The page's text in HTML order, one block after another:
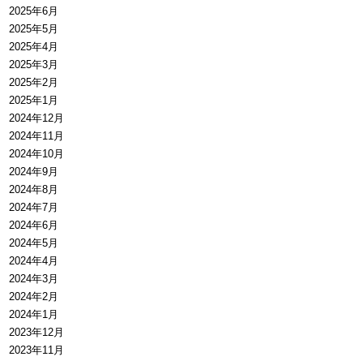
2025年6月
2025年5月
2025年4月
2025年3月
2025年2月
2025年1月
2024年12月
2024年11月
2024年10月
2024年9月
2024年8月
2024年7月
2024年6月
2024年5月
2024年4月
2024年3月
2024年2月
2024年1月
2023年12月
2023年11月